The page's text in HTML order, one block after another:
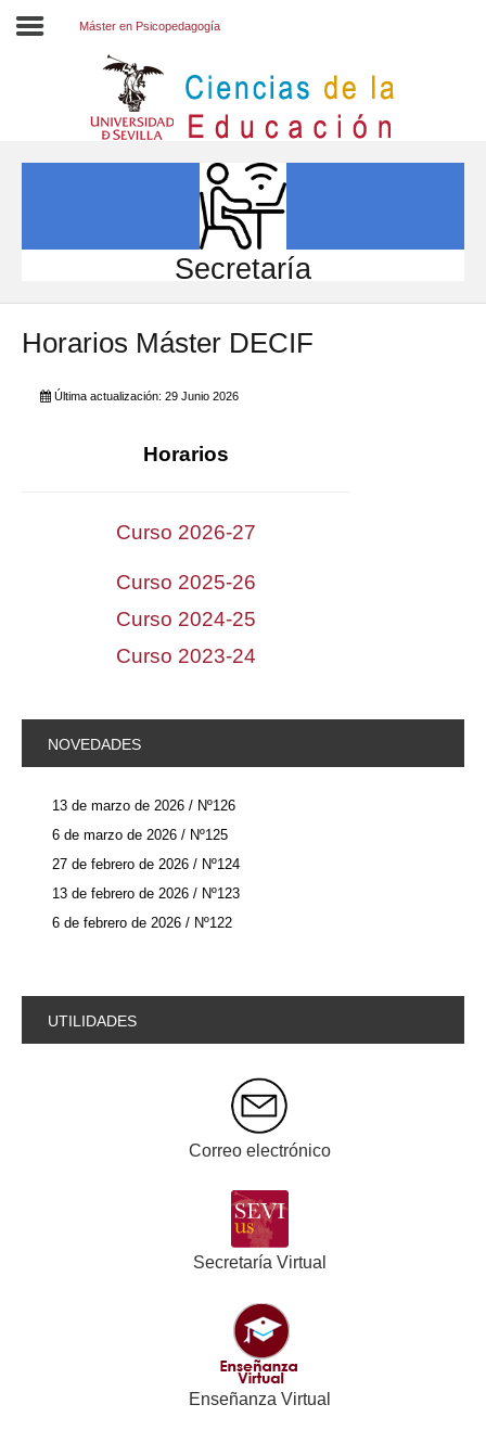
INVESTIGACIÓN
INTERNACIONAL
Directorio FCCE
Máster en Psicopedagogía
Secretaría
Horarios Máster DECIF
Última actualización: 29 Junio 2026
Horarios
Curso 2026-27
Curso 2025-26
Curso 2024-25
Curso 2023-24
NOVEDADES
13 de marzo de 2026 / Nº126
6 de marzo de 2026 / Nº125
27 de febrero de 2026 / Nº124
13 de febrero de 2026 / Nº123
6 de febrero de 2026 / Nº122
UTILIDADES
Correo electrónico
Secretaría Virtual
Enseñanza Virtual